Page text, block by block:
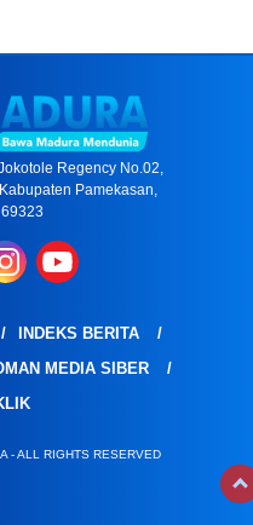
Regency No.02,
Pamekasan,
INDEKS BERITA
MEDIA SIBER
- ALL RIGHTS RESERVED